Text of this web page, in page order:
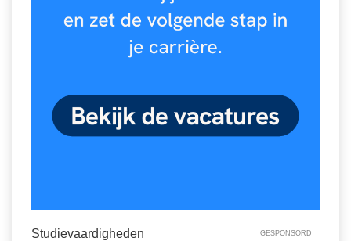
Studievaardigheden GESPONSORD